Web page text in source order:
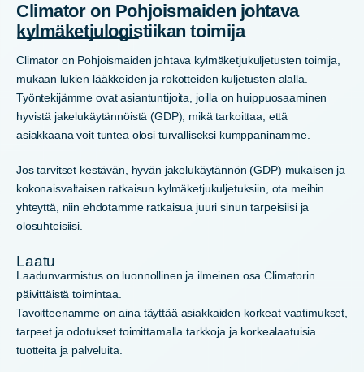
Climator on Pohjoismaiden johtava
kylmäketjulogistiikan toimija
Climator on Pohjoismaiden johtava kylmäketjukuljetusten toimija,
mukaan lukien lääkkeiden ja rokotteiden kuljetusten alalla.
Työntekijämme ovat asiantuntijoita, joilla on huippuosaaminen
hyvistä jakelukäytännöistä (GDP), mikä tarkoittaa, että
asiakkaana voit tuntea olosi turvalliseksi kumppaninamme.
Jos tarvitset kestävän, hyvän jakelukäytännön (GDP) mukaisen ja
kokonaisvaltaisen ratkaisun kylmäketjukuljetuksiin, ota meihin
yhteyttä, niin ehdotamme ratkaisua juuri sinun tarpeisiisi ja
olosuhteisiisi.
Laatu
Laadunvarmistus on luonnollinen ja ilmeinen osa Climatorin
päivittäistä toimintaa.
Tavoitteenamme on aina täyttää asiakkaiden korkeat vaatimukset,
tarpeet ja odotukset toimittamalla tarkkoja ja korkealaatuisia
tuotteita ja palveluita.